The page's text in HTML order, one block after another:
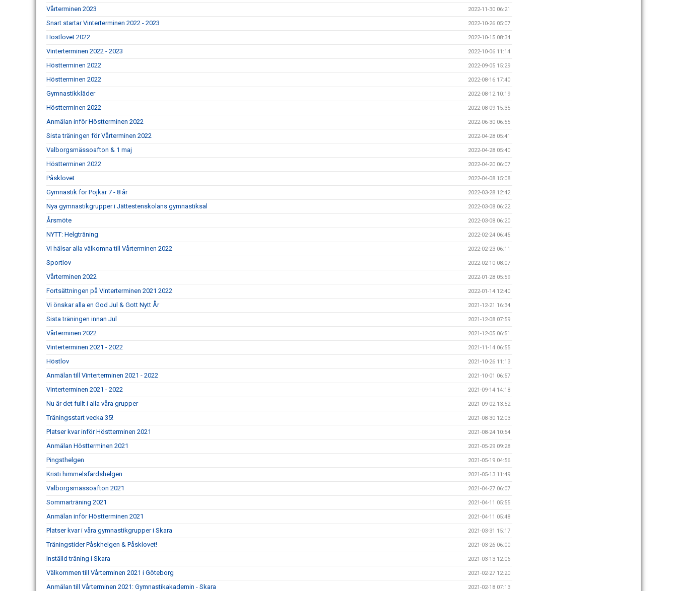
Vårterminen 2023 2022-11-30 06:21
Snart startar Vinterterminen 2022 - 2023 2022-10-26 05:07
Höstlovet 2022 2022-10-15 08:34
Vinterterminen 2022 - 2023 2022-10-06 11:14
Höstterminen 2022 2022-09-05 15:29
Höstterminen 2022 2022-08-16 17:40
Gymnastikkläder 2022-08-12 10:19
Höstterminen 2022 2022-08-09 15:35
Anmälan inför Höstterminen 2022 2022-06-30 06:55
Sista träningen för Vårterminen 2022 2022-04-28 05:41
Valborgsmässoafton & 1 maj 2022-04-28 05:40
Höstterminen 2022 2022-04-20 06:07
Påsklovet 2022-04-08 15:08
Gymnastik för Pojkar 7 - 8 år 2022-03-28 12:42
Nya gymnastikgrupper i Jättestenskolans gymnastiksal 2022-03-08 06:22
Årsmöte 2022-03-08 06:20
NYTT: Helgträning 2022-02-24 06:45
Vi hälsar alla välkomna till Vårterminen 2022 2022-02-23 06:11
Sportlov 2022-02-10 08:07
Vårterminen 2022 2022-01-28 05:59
Fortsättningen på Vinterterminen 2021 2022 2022-01-14 12:40
Vi önskar alla en God Jul & Gott Nytt År 2021-12-21 16:34
Sista träningen innan Jul 2021-12-08 07:59
Vårterminen 2022 2021-12-05 06:51
Vinterterminen 2021 - 2022 2021-11-14 06:55
Höstlov 2021-10-26 11:13
Anmälan till Vinterterminen 2021 - 2022 2021-10-01 06:57
Vinterterminen 2021 - 2022 2021-09-14 14:18
Nu är det fullt i alla våra grupper 2021-09-02 13:52
Träningsstart vecka 35! 2021-08-30 12:03
Platser kvar inför Höstterminen 2021 2021-08-24 10:54
Anmälan Höstterminen 2021 2021-05-29 09:28
Pingsthelgen 2021-05-19 04:56
Kristi himmelsfärdshelgen 2021-05-13 11:49
Valborgsmässoafton 2021 2021-04-27 06:07
Sommarträning 2021 2021-04-11 05:55
Anmälan inför Höstterminen 2021 2021-04-11 05:48
Platser kvar i våra gymnastikgrupper i Skara 2021-03-31 15:17
Träningstider Påskhelgen & Påsklovet! 2021-03-26 06:00
Inställd träning i Skara 2021-03-13 12:06
Välkommen till Vårterminen 2021 i Göteborg 2021-02-27 12:20
Anmälan till Vårterminen 2021: Gymnastikakademin - Skara 2021-02-18 07:13